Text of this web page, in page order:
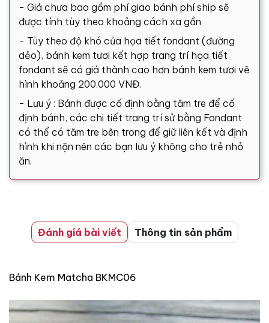
- Giá chưa bao gồm phí giao bánh phí ship sẽ
được tính tùy theo khoảng cách xa gần
- Tùy theo độ khó của họa tiết fondant (đường
dẻo), bánh kem tươi kết hợp trang trí họa tiết
fondant sẽ có giá thành cao hơn bánh kem tươi vẽ
hình khoảng 200.000 VNĐ.
- Lưu ý : Bánh được cố định bằng tăm tre để cố
định bánh, các chi tiết trang trí sử bằng Fondant
có thể có tăm tre bên trong để giữ liên kết và định
hình khi nặn nên các bạn lưu ý không cho trẻ nhỏ
ăn.
Đánh giá bài viết Thông tin sản phẩm
Bánh Kem Matcha BKMC06